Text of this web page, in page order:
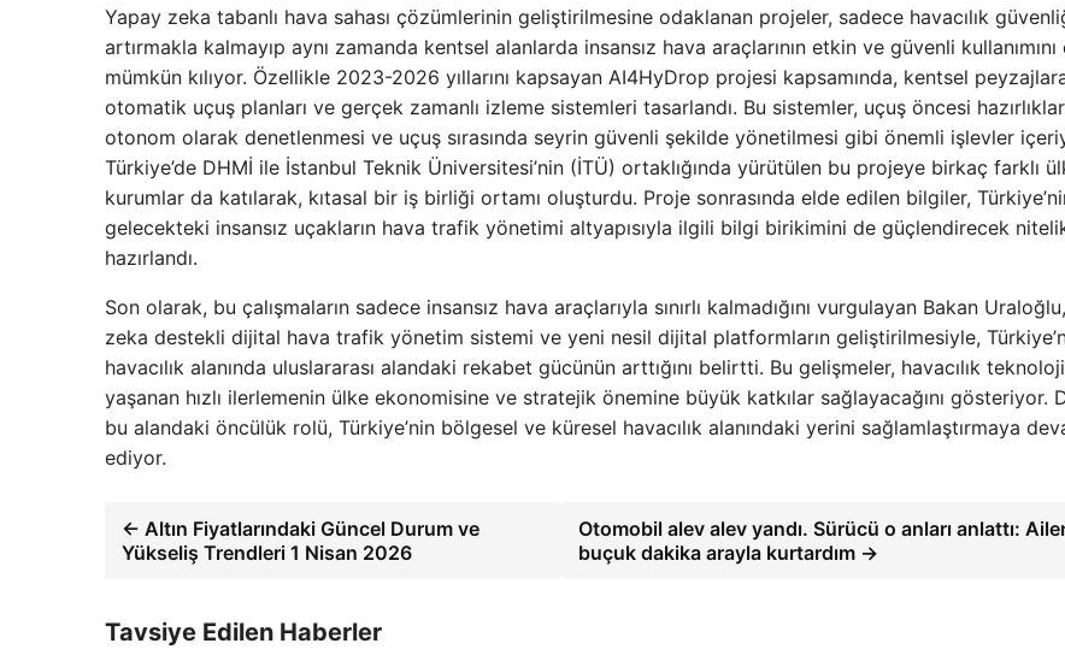
Yapay zeka tabanlı hava sahası çözümlerinin geliştirilmesine odaklanan projeler, sadece havacılık
artırmakla kalmayıp aynı zamanda kentsel alanlarda insansız hava araçlarının etkin ve güvenli kullanımını
mümkün kılıyor. Özellikle 2023-2026 yıllarını kapsayan AI4HyDrop projesi kapsamında, kentsel
otomatik uçuş planları ve gerçek zamanlı izleme sistemleri tasarlandı. Bu sistemler, uçuş öncesi
otonom olarak denetlenmesi ve uçuş sırasında seyrin güvenli şekilde yönetilmesi gibi önemli işlevler
Türkiye’de DHMİ ile İstanbul Teknik Üniversitesi’nin (İTÜ) ortaklığında yürütülen bu projeye birkaç farklı
kurumlar da katılarak, kıtasal bir iş birliği ortamı oluşturdu. Proje sonrasında elde edilen bilgiler,
gelecekteki insansız uçakların hava trafik yönetimi altyapısıyla ilgili bilgi birikimini de güçlendirecek
hazırlandı.
Son olarak, bu çalışmaların sadece insansız hava araçlarıyla sınırlı kalmadığını vurgulayan Bakan
zeka destekli dijital hava trafik yönetim sistemi ve yeni nesil dijital platformların geliştirilmesiyle,
havacılık alanında uluslararası alandaki rekabet gücünün arttığını belirtti. Bu gelişmeler, havacılık
yaşanan hızlı ilerlemenin ülke ekonomisine ve stratejik önemine büyük katkılar sağlayacağını gösteriyor.
bu alandaki öncülük rolü, Türkiye’nin bölgesel ve küresel havacılık alanındaki yerini sağlamlaştırmaya
ediyor.
← Altın Fiyatlarındaki Güncel Durum ve
Yükseliş Trendleri 1 Nisan 2026
Otomobil alev alev yandı. Sürücü o anları anlattı:
buçuk dakika arayla kurtardım →
Tavsiye Edilen Haberler